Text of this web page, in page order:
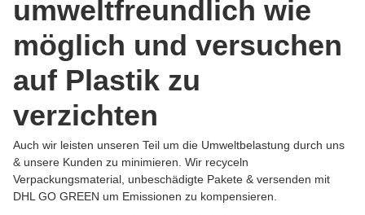
umweltfreundlich wie
möglich und versuchen
auf Plastik zu
verzichten
Auch wir leisten unseren Teil um die Umweltbelastung durch uns
& unsere Kunden zu minimieren. Wir recyceln
Verpackungsmaterial, unbeschädigte Pakete & versenden mit
DHL GO GREEN um Emissionen zu kompensieren.